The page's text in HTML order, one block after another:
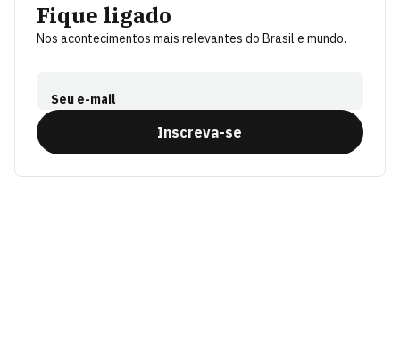
Fique ligado
Nos acontecimentos mais relevantes do Brasil e mundo.
Seu e-mail
Inscreva-se